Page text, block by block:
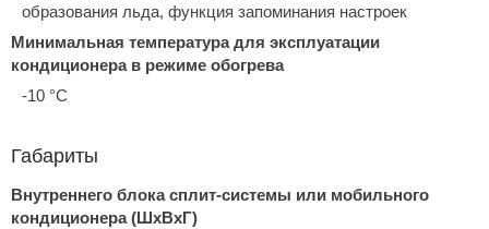
образования льда, функция запоминания настроек
Минимальная температура для эксплуатации
кондиционера в режиме обогрева
-10 °С
Габариты
Внутреннего блока сплит-системы или мобильного
кондиционера (ШxВxГ)